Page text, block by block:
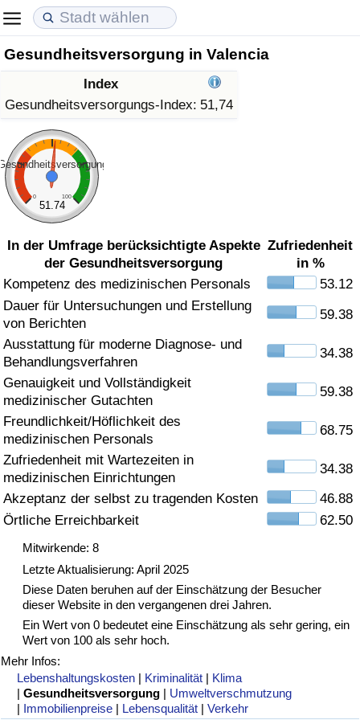
Gesundheitsversorgung in Valencia
Index
Gesundheitsversorgungs-Index: 51,74
0 100
51.74
In der Umfrage berücksichtigte Aspekte
der Gesundheitsversorgung
Zufriedenheit
in %
Kompetenz des medizinischen Personals
53.12
Dauer für Untersuchungen und Erstellung
von Berichten
59.38
Ausstattung für moderne Diagnose- und
Behandlungsverfahren
34.38
Genauigkeit und Vollständigkeit
medizinischer Gutachten
59.38
Freundlichkeit/Höflichkeit des
medizinischen Personals
68.75
Zufriedenheit mit Wartezeiten in
medizinischen Einrichtungen
34.38
Akzeptanz der selbst zu tragenden Kosten
46.88
Örtliche Erreichbarkeit
62.50
Mitwirkende: 8
Letzte Aktualisierung: April 2025
Diese Daten beruhen auf der Einschätzung der Besucher
dieser Website in den vergangenen drei Jahren.
Ein Wert von 0 bedeutet eine Einschätzung als sehr gering, ein
Wert von 100 als sehr hoch.
Mehr Infos:
Lebenshaltungskosten | Kriminalität | Klima
|Gesundheitsversorgung | Umweltverschmutzung
| Immobilienpreise | Lebensqualität |Verkehr
Lebenshaltungskosten
Lebenshaltungskosten-Index (aktuell)
Lebenshaltungskosten-Index
Lebenshaltungskosten-Index nach Land
in Akaba
Immobilienpreise
Immobilienpreis-Index (aktuell)
Immobilienpreis-Index
Immobilienpreis-Index nach Land
Lebensqualität
Lebensqualität-Index
Lebensqualität-Index (aktuell)
Lebensqualitätsindex nach Land
Kriminalität
Kriminalitäts-Index (aktuell)
Kriminalitäts-Index
Kriminalitätsindex nach Land
Gesundheitsversorgung
Gesundheitsversorgungs-Index (aktuell)
Gesundheitsversorgungs-Index
Gesundheitsversorgungs-Index nach Land
Umweltverschmutzung
Umweltverschmutzungs-Index (aktuell)
Verschmutzungsindex
Umweltverschmutzungs-Index nach Land
Verkehr